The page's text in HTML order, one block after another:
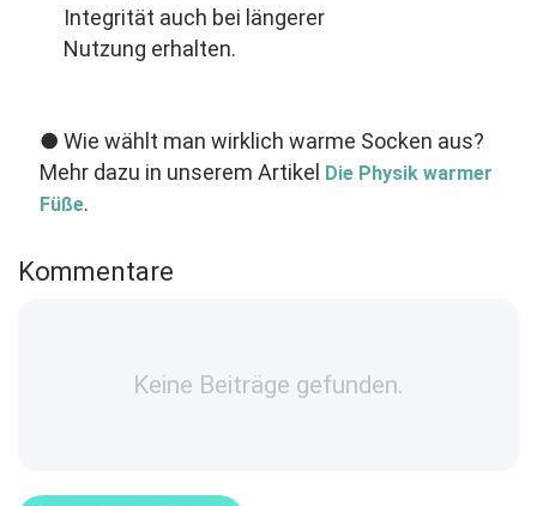
Integrität auch bei längerer
Nutzung erhalten.
● Wie wählt man wirklich warme Socken aus?
Mehr dazu in unserem Artikel Die Physik warmer
Füße.
Kommentare
Keine Beiträge gefunden.